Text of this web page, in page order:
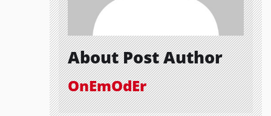
About Post Author
OnEmOdEr